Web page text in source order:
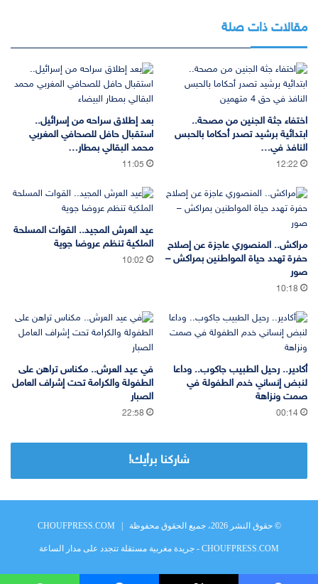
مقالات ذات صلة
اختفاء جثة الجنين من مصحة..
ابتدائية برشيد تصدر أحكاما بالحبس
النافذ في…
12:22
بعد إطلاق سراحه من إسرائيل..
استقبال حافل للصحافي المغربي
محمد البقالي بمطار…
11:05
مراكش.. المنصوري عاجزة عن إصلاح
حفرة تهدد حياة المواطنين بمراكش –
صور
10:18
عيد العرش المجيد.. القوات المسلحة
الملكية تنظم عروضا جوية
10:02
أكادير.. رحيل الطبيب جاكوب.. وداعا
لنبض إنساني خدم الطفولة في
صمت ونزاهة
00:14
في عيد العرش.. مكناس تراهن على
الطفولة والكرامة تحت إشراف العامل
الصبار
22:58
شاركنا برأيك!
© حقوق النشر 2026، جميع الحقوق محفوظة | CHOUFPRESS.COM
CHOUFPRESS.COM - جريدة مغربية مستقلة تتجدد على مدار الساعة